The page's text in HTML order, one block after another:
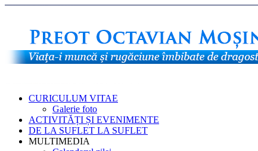
CURICULUM VITAE
Galerie foto
ACTIVITĂȚI ȘI EVENIMENTE
DE LA SUFLET LA SUFLET
MULTIMEDIA